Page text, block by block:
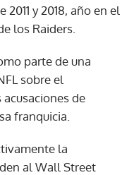
y 2018, año en el
los Raiders.
parte de una
sobre el
de
franquicia.
la
al Wall Street